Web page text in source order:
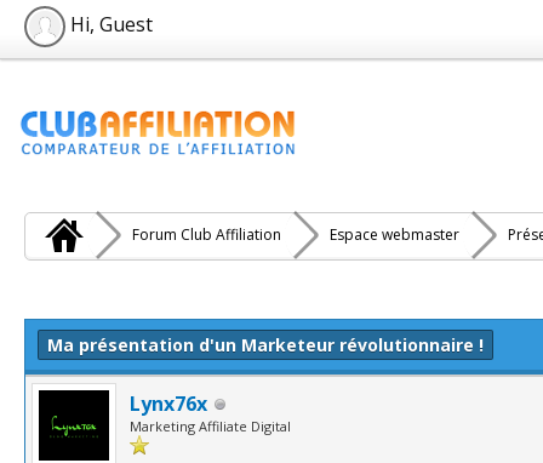
Hi, Guest
Forum Club Affiliation Espace webmaster
Ma présentation d'un Marketeur révolutionnaire !
Lynx76x
Marketing Affiliate Digital